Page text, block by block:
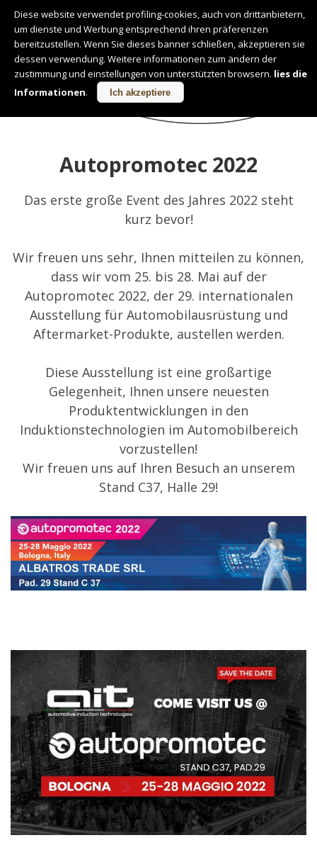
Deutsch
NEUIGKEITEN
Autopromotec 2022
Das erste große Event des Jahres 2022 steht
kurz bevor!
Wir freuen uns sehr, Ihnen mitteilen zu können,
dass wir vom 25. bis 28. Mai auf der
Autopromotec 2022, der 29. internationalen
Ausstellung für Automobilausrüstung und
Aftermarket-Produkte, austellen werden.
Diese Ausstellung ist eine großartige
Gelegenheit, Ihnen unsere neuesten
Produktentwicklungen in den
Induktionstechnologien im Automobilbereich
vorzustellen!
Wir freuen uns auf Ihren Besuch an unserem
Stand C37, Halle 29!
Diese website verwendet profiling-cookies, auch von drittanbietern,
um dienste und Werbung entsprechend ihren präferenzen
bereitzustellen. Wenn Sie dieses banner schließen, akzeptieren sie
dessen verwendung. Weitere informationen zum ändern der
zustimmung und einstellungen von unterstützten browsern. lies die
Informationen. Ich akzeptiere